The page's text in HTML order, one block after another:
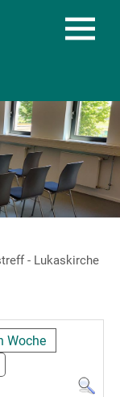
- Lukaskirche
Woche